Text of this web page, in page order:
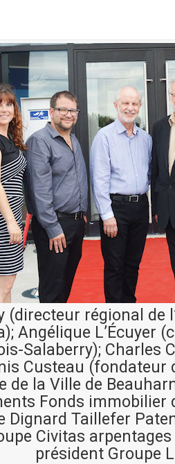
(directeur régional de
Angélique
Salaberry); Charles
Custeau (fondateur
de la Ville de
Fonds immobilier
Dignard Taillefer
Civitas
président Groupe